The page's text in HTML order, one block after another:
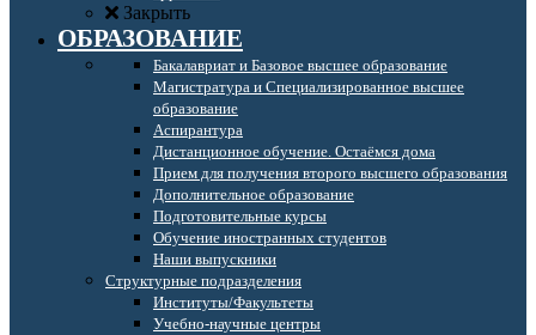
Закрыть
ОБРАЗОВАНИЕ
Бакалавриат и Базовое высшее образование
Магистратура и Специализированное высшее
образование
Аспирантура
Дистанционное обучение. Остаёмся дома
Прием для получения второго высшего образования
Дополнительное образование
Подготовительные курсы
Обучение иностранных студентов
Наши выпускники
Структурные подразделения
Институты/Факультеты
Учебно-научные центры